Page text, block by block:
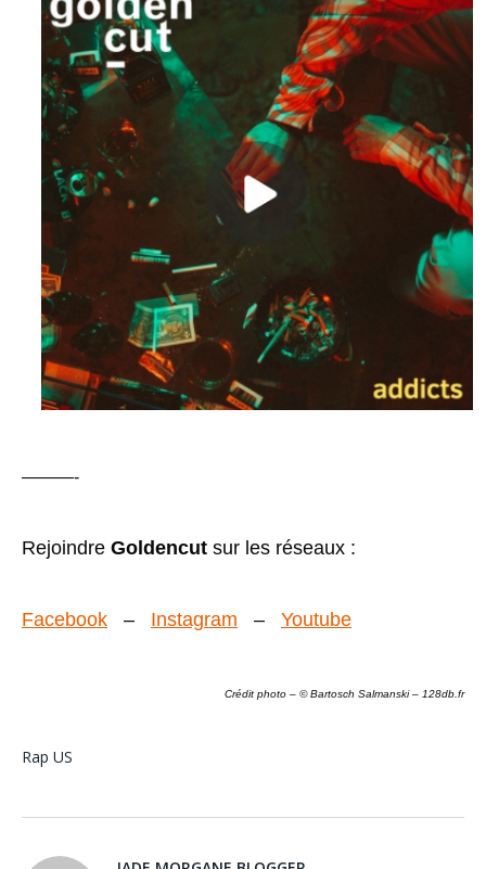
———-
Rejoindre Goldencut sur les réseaux :
Facebook – Instagram – Youtube
Crédit photo – © Bartosch Salmanski – 128db.fr
Rap US